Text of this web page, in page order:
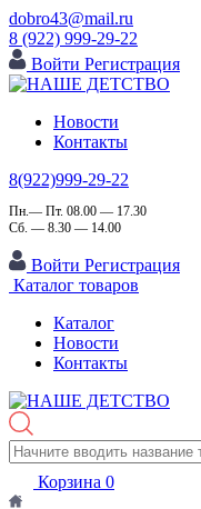
dobro43@mail.ru
8 (922) 999-29-22
Войти Регистрация
Новости
Контакты
8(922)999-29-22
Пн.— Пт. 08.00 — 17.30
Сб. — 8.30 — 14.00
Войти Регистрация
Каталог товаров
Каталог
Новости
Контакты
Корзина 0